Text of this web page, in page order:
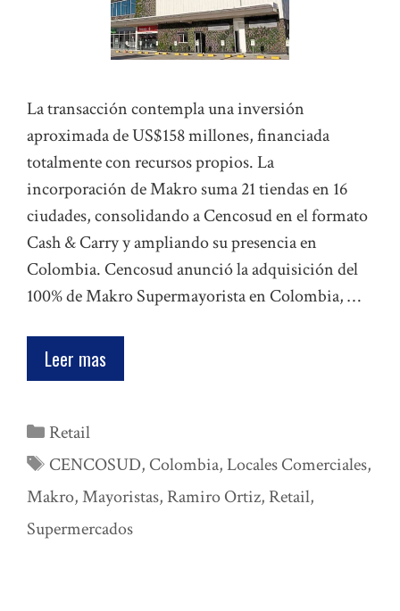
La transacción contempla una inversión
aproximada de US$158 millones, financiada
totalmente con recursos propios. La
incorporación de Makro suma 21 tiendas en 16
ciudades, consolidando a Cencosud en el formato
Cash & Carry y ampliando su presencia en
Colombia. Cencosud anunció la adquisición del
100% de Makro Supermayorista en Colombia, …
Leer mas
Categorías
Retail
Etiquetas
CENCOSUD, Colombia,Locales Comerciales,
Makro,Mayoristas, Ramiro Ortiz, Retail,
Supermercados